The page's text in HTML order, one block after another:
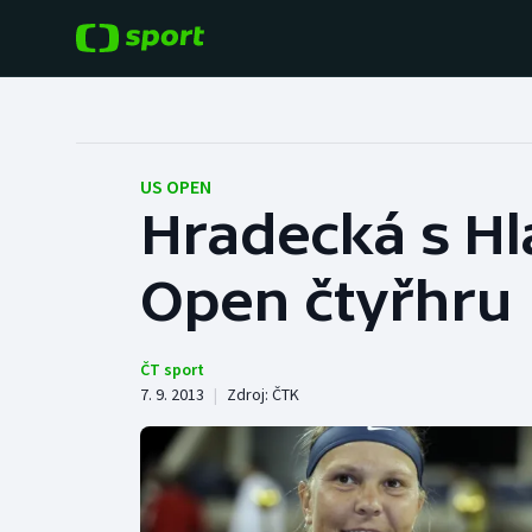
Hokej
Tenis
Cyklistika
Baseball a softbal
Basketbal
Boby a skeleton
Box
US OPEN
Hradecká s
Open čtyřhru
ČT sport
7. 9. 2013 | Zdroj: ČTK